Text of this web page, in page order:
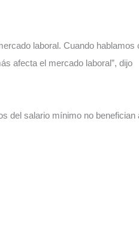
laboral. Cuando hablamos
afecta el mercado laboral”, dijo
del salario mínimo no benefician